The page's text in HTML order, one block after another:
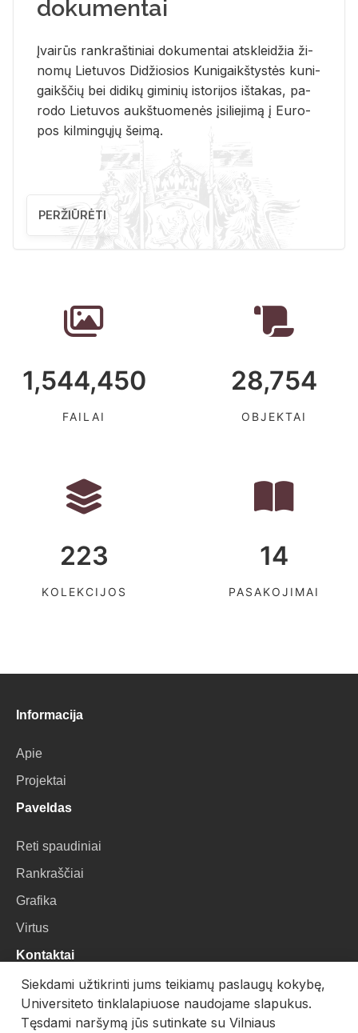
dokumentai
Įvai­rūs rank­raš­ti­niai do­ku­men­tai at­sklei­džia ži­
no­mų Lie­tu­vos Di­džio­sios Ku­ni­gaikš­tys­tės ku­ni­
gaikš­čių bei di­di­kų gi­mi­nių is­to­ri­jos iš­ta­kas, pa­
ro­do Lie­tu­vos aukš­tuo­me­nės įsi­lie­ji­mą į Eu­ro­
pos kil­min­gų­jų šei­mą.
PERŽIŪRĖTI
1,544,450
FAILAI
28,754
OBJEKTAI
223
KOLEKCIJOS
14
PASAKOJIMAI
Informacija
Apie
Projektai
Paveldas
Reti spaudiniai
Rankraščiai
Grafika
Virtus
Kontaktai
VU Biblioteka
Universiteto g. 3, LT-01122, Vilnius
Siekdami užtikrinti jums teikiamų paslaugų kokybę,
Universiteto tinklalapiuose naudojame slapukus.
Tęsdami naršymą jūs sutinkate su Vilniaus